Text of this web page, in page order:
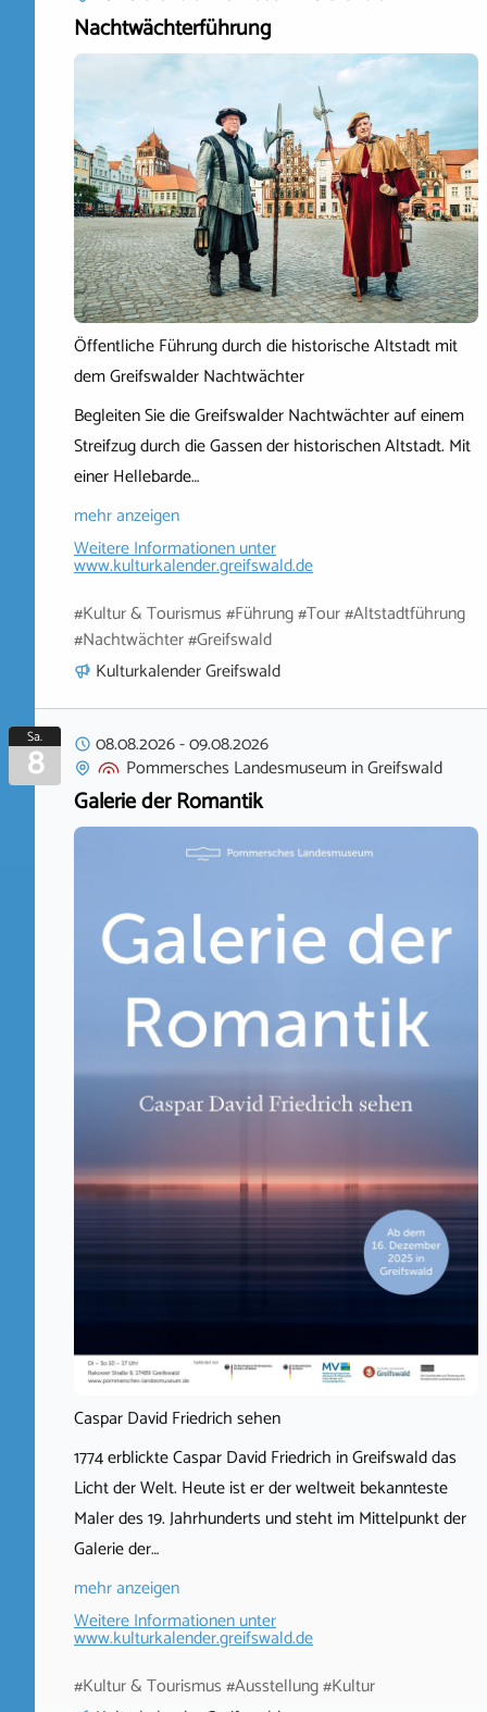
Nachtwächterführung
Öffentliche Führung durch die historische Altstadt mit
dem Greifswalder Nachtwächter
Begleiten Sie die Greifswalder Nachtwächter auf einem
Streifzug durch die Gassen der historischen Altstadt. Mit
einer Hellebarde…
mehr anzeigen
Weitere Informationen unter
www.kulturkalender.greifswald.de
#Kultur & Tourismus #Führung #Tour #Altstadtführung
#Nachtwächter #Greifswald
Kulturkalender Greifswald
Sa.
8 08.08.2026-09.08.2026
Pommersches LandesmuseuminGreifswald
Galerie der Romantik
Caspar David Friedrich sehen
1774 erblickte Caspar David Friedrich in Greifswald das
Licht der Welt. Heute ist er der weltweit bekannteste
Maler des 19. Jahrhunderts und steht im Mittelpunkt der
Galerie der…
mehr anzeigen
Weitere Informationen unter
www.kulturkalender.greifswald.de
#Kultur & Tourismus #Ausstellung #Kultur